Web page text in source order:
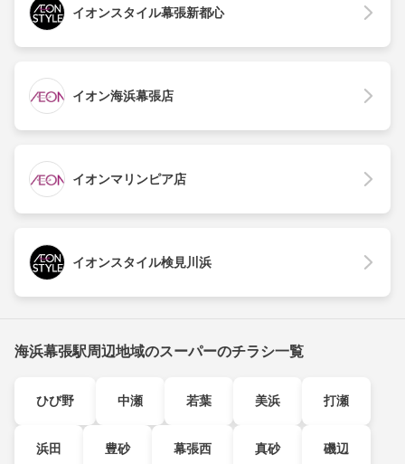
イオンスタイル幕張新都心
イオン海浜幕張店
イオンマリンピア店
イオンスタイル検見川浜
海浜幕張駅周辺地域のスーパーのチラシ一覧
ひび野 中瀬 若葉 美浜 打瀬
浜田 豊砂 幕張西 真砂 磯辺